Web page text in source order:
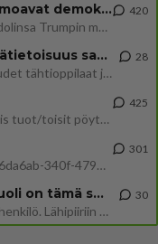
Jos SDP ei voita reilusti, persut kumoavat demokratian Suomesta
Näin tekisi ainakin Rydman seuratessaan idolinsa Trumpin mallia https://www.is.fi/politiikka/art-2000012187244.html
420
Uuden TTK-juontajan ympärillä epätietoisuus sakenee - Nyt MTV hämmentää soppaa
TTK tulee taas tänä syksynä. Ohjelman uudet tähtioppilaat julkistetaan torstaina 6. elokuuta klo 14 alkavassa lehdistö
28
Siinäpä se kysymys on otsikossa. Mitäpä siis tuot/toisit pöytään parisuhteessa? Oletko mies vai nainen? Koetko sen mitä
425
https://www.iltalehti.fi/viihdeuutiset/a/c46da6ab-340f-4790-aaa7-0865eed2336 Yrityksen konkurssihakemus on tullut kärä
301
Tiesitkö? Martina Aitolehden isäpuoli on tämä suosittu laulaja
Martina Aitolehti on seurattu julkisuuden henkilö. Lähipiiriin mahtuu muitakin tunnettuja henkilöitä. Tiesitkö, että Ma
30